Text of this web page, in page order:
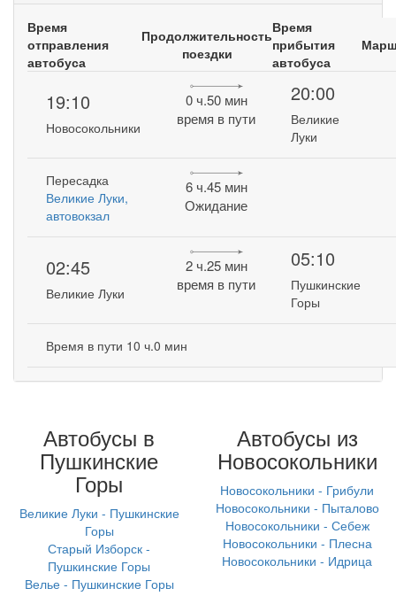
Время
отправления
автобуса
Продолжительность
поездки
Время
прибытия
автобуса
19:10
Новосокольники
0 ч.50 мин
время в пути
20:00
Великие
Луки
Пересадка
Великие Луки,
автовокзал
6 ч.45 мин
Ожидание
02:45
Великие Луки
2 ч.25 мин
время в пути
05:10
Пушкинские
Горы
Время в пути 10 ч.0 мин
Автобусы в
Пушкинские
Горы
Великие Луки - Пушкинские
Горы
Старый Изборск -
Пушкинские Горы
Велье - Пушкинские Горы
Автобусы из
Новосокольники
Новосокольники - Грибули
Новосокольники - Пыталово
Новосокольники - Себеж
Новосокольники - Плесна
Новосокольники - Идрица